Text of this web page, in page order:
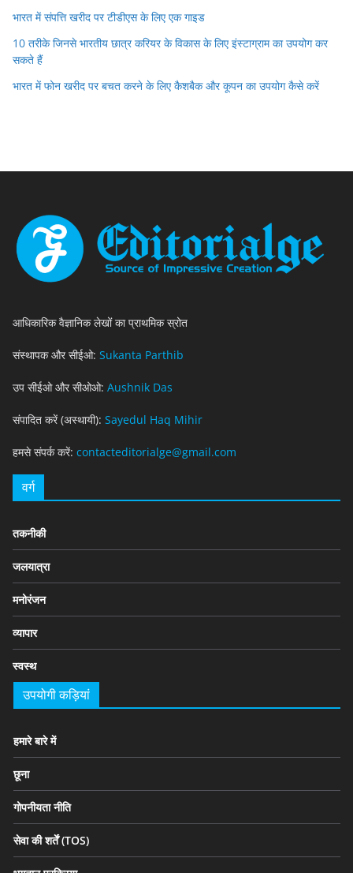
भारत में संपत्ति खरीद पर टीडीएस के लिए एक गाइड
10 तरीके जिनसे भारतीय छात्र करियर के विकास के लिए इंस्टाग्राम का उपयोग कर
सकते हैं
भारत में फोन खरीद पर बचत करने के लिए कैशबैक और कूपन का उपयोग कैसे करें
आधिकारिक वैज्ञानिक लेखों का प्राथमिक स्रोत
संस्थापक और सीईओ: Sukanta Parthib
उप सीईओ और सीओओ: Aushnik Das
संपादित करें (अस्थायी): Sayedul Haq Mihir
हमसे संपर्क करें: contacteditorialge@gmail.com
वर्ग
तकनीकी
जलयात्रा
मनोरंजन
व्यापार
स्वस्थ
उपयोगी कड़ियां
हमारे बारे में
छूना
गोपनीयता नीति
सेवा की शर्तें (TOS)